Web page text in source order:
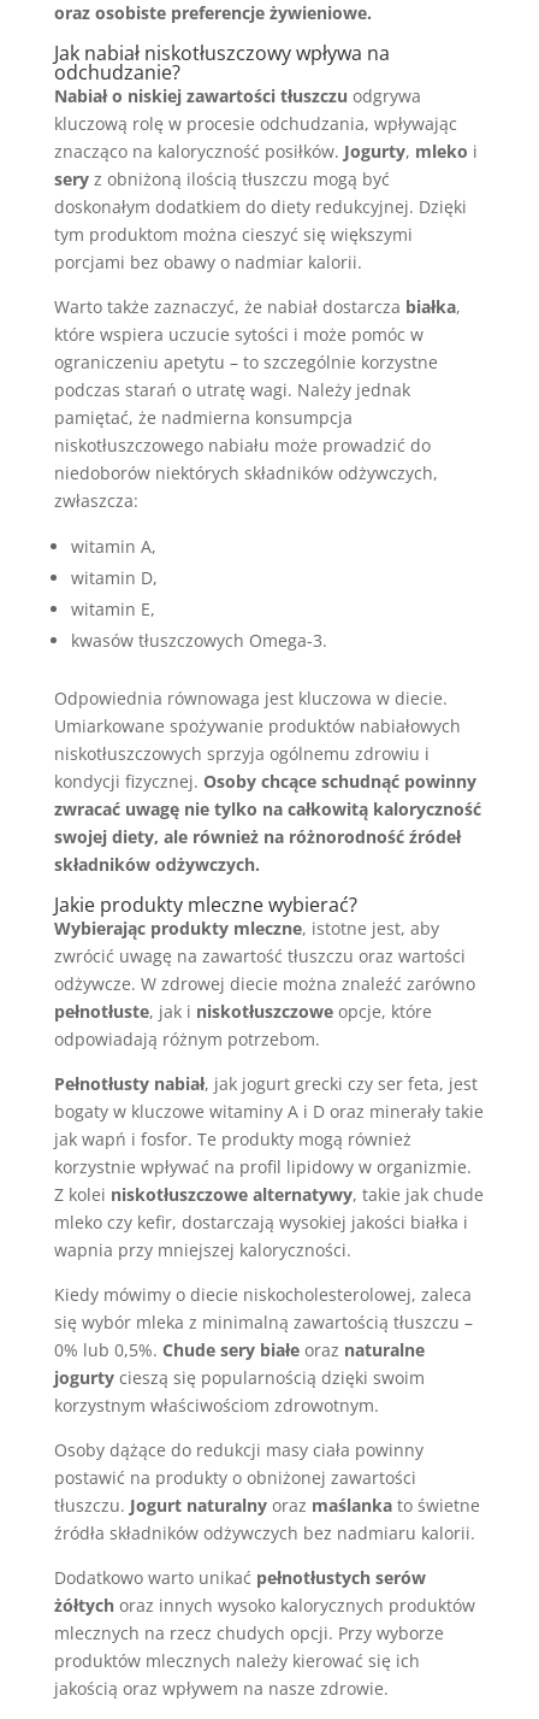
oraz osobiste preferencje żywieniowe.
Jak nabiał niskotłuszczowy wpływa na
odchudzanie?
Nabiał o niskiej zawartości tłuszczu odgrywa
kluczową rolę w procesie odchudzania, wpływając
znacząco na kaloryczność posiłków. Jogurty, mleko i
seryz obniżoną ilością tłuszczu mogą być
doskonałym dodatkiem do diety redukcyjnej. Dzięki
tym produktom można cieszyć się większymi
porcjami bez obawy o nadmiar kalorii.
Warto także zaznaczyć, że nabiał dostarcza białka,
które wspiera uczucie sytości i może pomóc w
ograniczeniu apetytu – to szczególnie korzystne
podczas starań o utratę wagi. Należy jednak
pamiętać, że nadmierna konsumpcja
niskotłuszczowego nabiału może prowadzić do
niedoborów niektórych składników odżywczych,
zwłaszcza:
witamin A,
witamin D,
witamin E,
kwasów tłuszczowych Omega-3.
Odpowiednia równowaga jest kluczowa w diecie.
Umiarkowane spożywanie produktów nabiałowych
niskotłuszczowych sprzyja ogólnemu zdrowiu i
kondycji fizycznej. Osoby chcące schudnąć powinny
zwracać uwagę nie tylko na całkowitą kaloryczność
swojej diety, ale również na różnorodność źródeł
składników odżywczych.
Jakie produkty mleczne wybierać?
Wybierając produkty mleczne, istotne jest, aby
zwrócić uwagę na zawartość tłuszczu oraz wartości
odżywcze. W zdrowej diecie można znaleźć zarówno
pełnotłuste, jak i niskotłuszczoweopcje, które
odpowiadają różnym potrzebom.
Pełnotłusty nabiał, jak jogurt grecki czy ser feta, jest
bogaty w kluczowe witaminy A i D oraz minerały takie
jak wapń i fosfor. Te produkty mogą również
korzystnie wpływać na profil lipidowy w organizmie.
Z kolei niskotłuszczowe alternatywy, takie jak chude
mleko czy kefir, dostarczają wysokiej jakości białka i
wapnia przy mniejszej kaloryczności.
Kiedy mówimy o diecie niskocholesterolowej, zaleca
się wybór mleka z minimalną zawartością tłuszczu –
0% lub 0,5%. Chude sery białeoraz naturalne
jogurtycieszą się popularnością dzięki swoim
korzystnym właściwościom zdrowotnym.
Osoby dążące do redukcji masy ciała powinny
postawić na produkty o obniżonej zawartości
tłuszczu. Jogurt naturalnyoraz maślankato świetne
źródła składników odżywczych bez nadmiaru kalorii.
Dodatkowo warto unikać pełnotłustych serów
żółtychoraz innych wysoko kalorycznych produktów
mlecznych na rzecz chudych opcji. Przy wyborze
produktów mlecznych należy kierować się ich
jakością oraz wpływem na nasze zdrowie.